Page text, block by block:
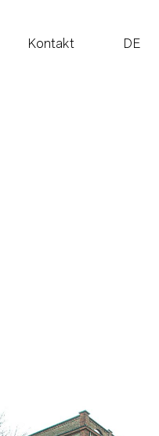
Kontakt DE